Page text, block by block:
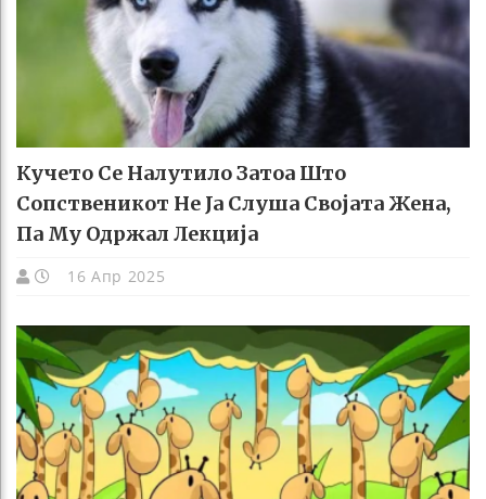
Кучето Се Налутило Затоа Што
Сопственикот Не Ја Слуша Својата Жена,
Па Му Одржал Лекција
16 Апр 2025